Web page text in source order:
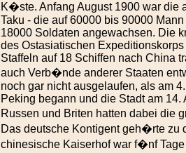
K�ste. Anfang August 1900 war die
Taku - die auf 60000 bis 90000
18000 Soldaten angewachsen. Die
des Ostasiatischen
Staffeln auf 18 Schiffen nach China
auch Verb�nde anderer Staaten
noch gar nicht ausgelaufen, als am
Peking begann und die Stadt am 14.
Russen und Briten hatten dabei
Das deutsche Kontigent geh�rte zu
chinesische Kaiserhof war f�nf